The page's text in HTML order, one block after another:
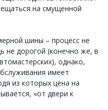
на смущенной
шины – процесс не
не дорогой (конечно же, в
однако,
имеет
из которых цена на
«от двери к